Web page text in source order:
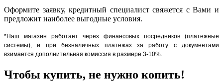
Оформите заявку, кредитный специалист свяжется с Вами и
предложит наиболее выгодные условия.
*Наш магазин работает через финансовых посредников (платежные
системы), и при безналичных платежах за работу с документами
взимается дополнительная комиссия в размере 3-10%.
Чтобы купить, не нужно копить!